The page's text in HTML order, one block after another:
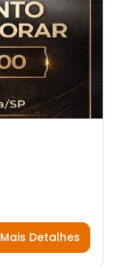
Mais Detalhes